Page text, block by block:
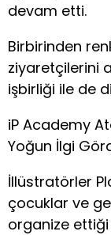
devam etti.
Birbirinden
ziyaretçilerini
işbirliği ile de
iP Academy
Yoğun İlgi
İllüstratörler
çocuklar ve
organize